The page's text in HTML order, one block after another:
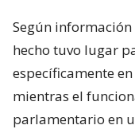
Según
hecho tuvo lugar
específicamente
mientras el
parlamentario en